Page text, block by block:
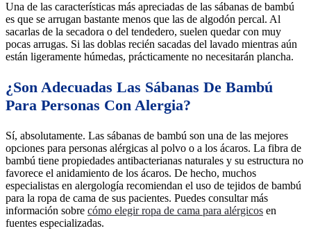
Una de las características más apreciadas de las sábanas de bambú
es que se arrugan bastante menos que las de algodón percal. Al
sacarlas de la secadora o del tendedero, suelen quedar con muy
pocas arrugas. Si las doblas recién sacadas del lavado mientras aún
están ligeramente húmedas, prácticamente no necesitarán plancha.
¿Son Adecuadas Las Sábanas De Bambú
Para Personas Con Alergia?
Sí, absolutamente. Las sábanas de bambú son una de las mejores
opciones para personas alérgicas al polvo o a los ácaros. La fibra de
bambú tiene propiedades antibacterianas naturales y su estructura no
favorece el anidamiento de los ácaros. De hecho, muchos
especialistas en alergología recomiendan el uso de tejidos de bambú
para la ropa de cama de sus pacientes. Puedes consultar más
información sobre cómo elegir ropa de cama para alérgicos en
fuentes especializadas.